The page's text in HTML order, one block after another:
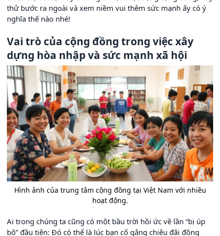
thử bước ra ngoài và xem niềm vui thêm sức mạnh ấy có ý
nghĩa thế nào nhé!
Vai trò của cộng đồng trong việc xây
dựng hòa nhập và sức mạnh xã hội
Hình ảnh của trung tâm cộng đồng tại Việt Nam với nhiều
hoạt động.
Ai trong chúng ta cũng có một bầu trời hồi ức về lần “bị úp
bô” đầu tiên: Đó có thể là lúc bạn cố gắng chiêu đãi đồng